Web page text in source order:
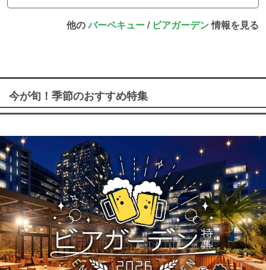
他のバーベキュー/ ビアガーデン情報を見る
今が旬！季節のおすすめ特集